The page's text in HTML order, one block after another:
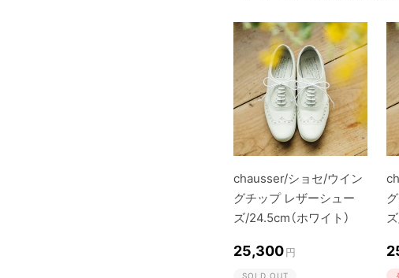
chausser/ショセ/ウイン
グチップ レザーシュー
ズ/24.5cm（ホワイト）
25,300円
SOLD OUT